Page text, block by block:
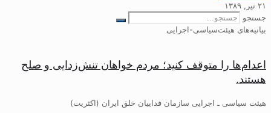
۲۱ تیر, ۱۳۸۹
جستجو
بیانیه‌های هیئت‌سیاسی-اجرایی
اعدام‌ها را متوقف کنید؛ مردم خواهان تنش‌زدایی و صلح
هستند.
هیئت سیاسی ـ اجرایی سازمان فداییان خلق ایران (اکثریت)